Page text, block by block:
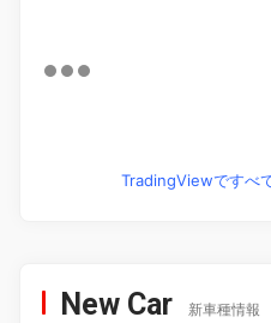
TradingViewですべ
New Car 新車種情報